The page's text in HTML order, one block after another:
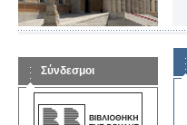
Σύνδεσμοι